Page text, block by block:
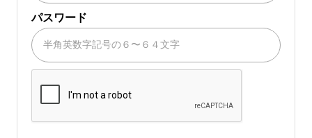
パスワード